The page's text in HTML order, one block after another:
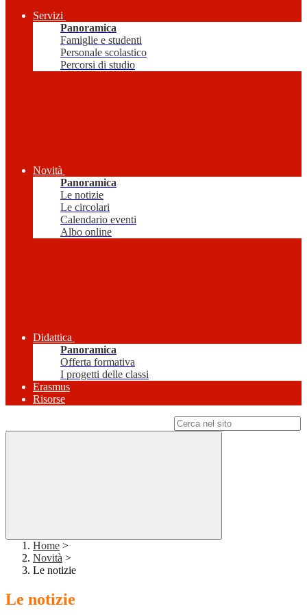
Servizi
Panoramica
Famiglie e studenti
Personale scolastico
Percorsi di studio
Novità
Panoramica
Le notizie
Le circolari
Calendario eventi
Albo online
Didattica
Panoramica
Offerta formativa
I progetti delle classi
Erasmus
Risorse
Home >
Novità >
Le notizie
Le notizie